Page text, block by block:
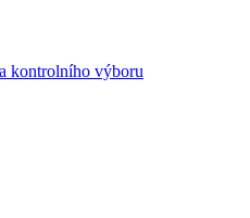
kontrolního výboru